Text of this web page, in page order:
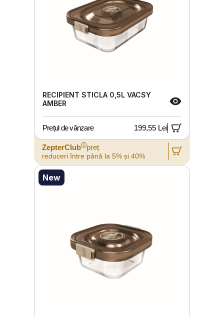
RECIPIENT STICLA 0,5L VACSY
AMBER
Prețul de vânzare 199,55 Lei
ZepterClubⓘpreț
reduceri între până la 5% și 40%
New